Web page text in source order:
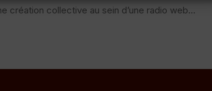
création collective au sein d’une radio web...